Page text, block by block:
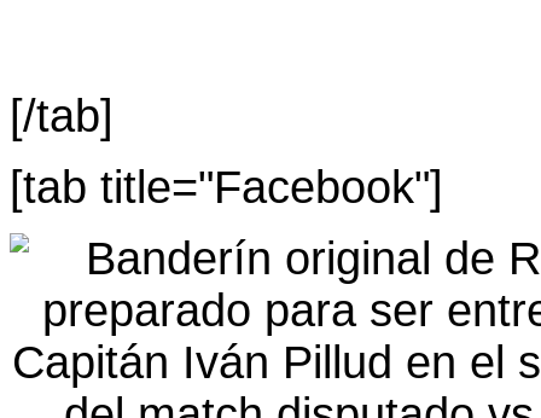
[/tab]
[tab title="Facebook"]